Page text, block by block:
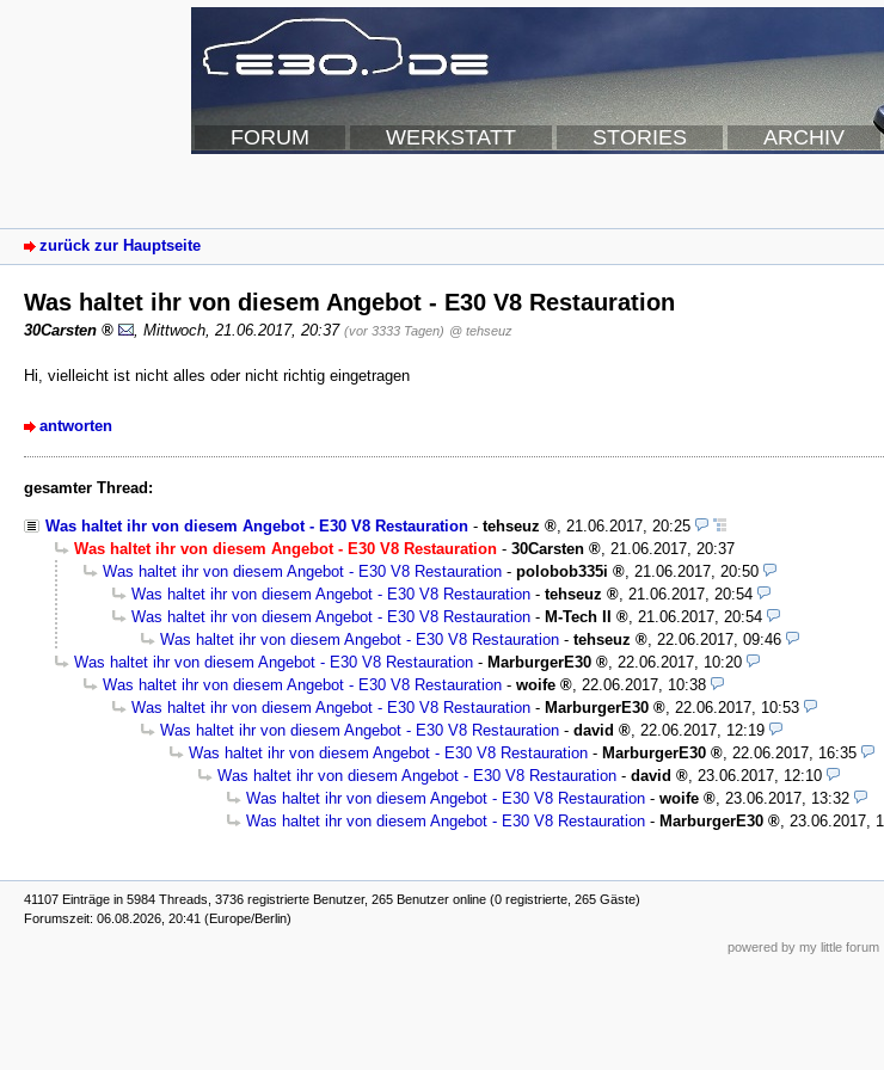
FORUM WERKSTATT STORIES ARCHIV
zurück zur Hauptseite
Was haltet ihr von diesem Angebot - E30 V8 Restauration
30Carsten Mittwoch, 21.06.2017, 20:37 (vor 3333 Tagen) @ tehseuz
Hi, vielleicht ist nicht alles oder nicht richtig eingetragen
antworten
gesamter Thread:
Was haltet ihr von diesem Angebot - E30 V8 Restauration - tehseuz
21.06.2017, 20:25
Was haltet ihr von diesem Angebot - E30 V8 Restauration - 30Carsten
21.06.2017, 20:37
Was haltet ihr von diesem Angebot - E30 V8 Restauration - polobob335i
21.06.2017, 20:50
Was haltet ihr von diesem Angebot - E30 V8 Restauration - tehseuz
21.06.2017, 20:54
Was haltet ihr von diesem Angebot - E30 V8 Restauration - M-Tech II
21.06.2017, 20:54
Was haltet ihr von diesem Angebot - E30 V8 Restauration - tehseuz
22.06.2017, 09:46
Was haltet ihr von diesem Angebot - E30 V8 Restauration - MarburgerE30
22.06.2017, 10:20
Was haltet ihr von diesem Angebot - E30 V8 Restauration - woife
22.06.2017, 10:38
Was haltet ihr von diesem Angebot - E30 V8 Restauration - MarburgerE30
22.06.2017, 10:53
Was haltet ihr von diesem Angebot - E30 V8 Restauration - david
22.06.2017, 12:19
Was haltet ihr von diesem Angebot - E30 V8 Restauration - MarburgerE30
22.06.2017, 16:35
Was haltet ihr von diesem Angebot - E30 V8 Restauration - david
23.06.2017, 12:10
Was haltet ihr von diesem Angebot - E30 V8 Restauration - woife
23.06.2017, 13:32
Was haltet ihr von diesem Angebot - E30 V8 Restauration - MarburgerE30 23.06.2017,
41107 Einträge in 5984 Threads, 3736 registrierte Benutzer, 265 Benutzer online (0 registrierte, 265 Gäste)
Forumszeit: 06.08.2026, 20:41 (Europe/Berlin)
powered by my little forum